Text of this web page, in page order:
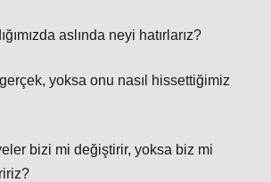
aslında neyi hatırlarız?
yoksa onu nasıl hissettiğimiz
bizi mi değiştirir, yoksa biz mi